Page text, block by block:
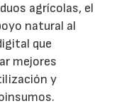
agrícolas, el
natural al
que
mejores
y